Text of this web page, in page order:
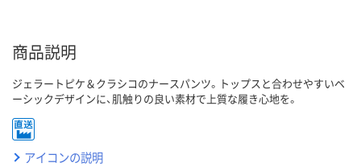
商品説明
ジェラートピケ＆クラシコのナースパンツ。トップスと合わせやすいベ
ーシックデザインに、肌触りの良い素材で上質な履き心地を。
アイコンの説明